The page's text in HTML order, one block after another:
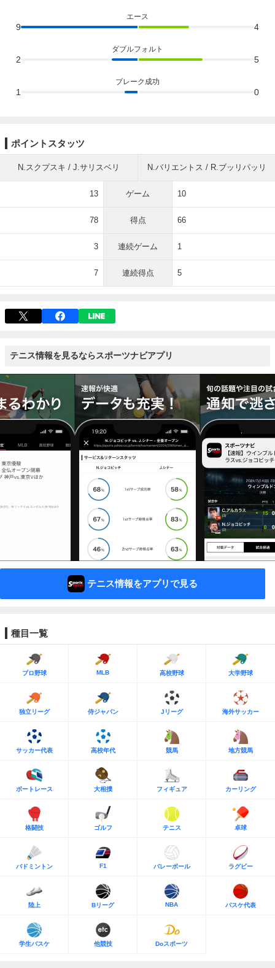
エース
9 4
ダブルフォルト
2 5
ブレーク成功
1 0
ポイントスタッツ
N.スクプスキ / J.サリスベリ N.バリエントス / R.ブッリパッリ
13 ゲーム 10
78 得点 66
3 連続ゲーム 1
7 連続得点 5
テニス情報を見るならスポーツナビアプリ
テニス情報をアプリで見る
種目一覧
プロ野球 MLB 高校野球 大学野球
独立リーグ 侍ジャパン Jリーグ 海外サッカー
サッカー代表 高校年代 競馬 地方競馬
ボートレース 大相撲 フィギュア カーリング
格闘技 ゴルフ テニス 卓球
バドミントン F1 バレーボール ラグビー
陸上 Bリーグ NBA バスケ代表
学生バスケ 他競技 Doスポーツ